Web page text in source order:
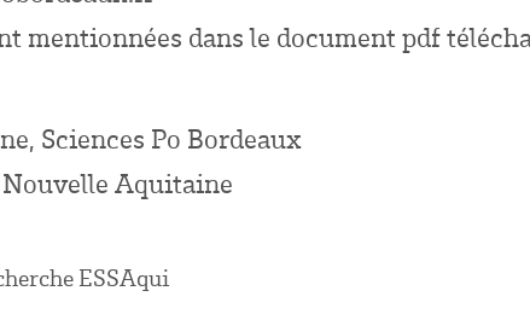
mentionnées dans le document pdf
Sciences Po Bordeaux
Aquitaine
ESSAqui